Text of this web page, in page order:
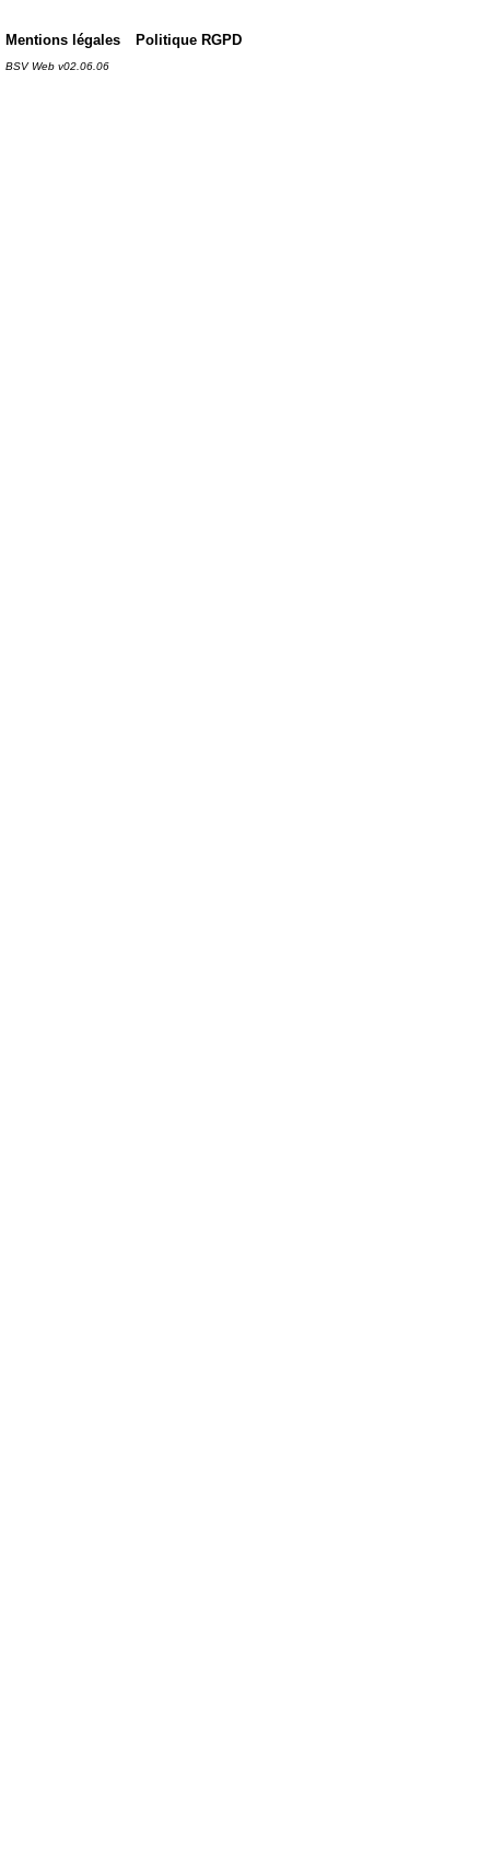
Mentions légales Politique RGPD
BSV Web v02.06.06